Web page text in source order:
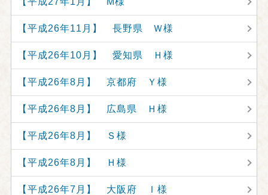
【平成26年11月】 長野県 Ｗ様
【平成26年10月】 愛知県 Ｈ様
【平成26年8月】 京都府 Ｙ様
【平成26年8月】 広島県 Ｈ様
【平成26年8月】 Ｓ様
【平成26年8月】 Ｈ様
【平成26年7月】 大阪府 Ｉ様